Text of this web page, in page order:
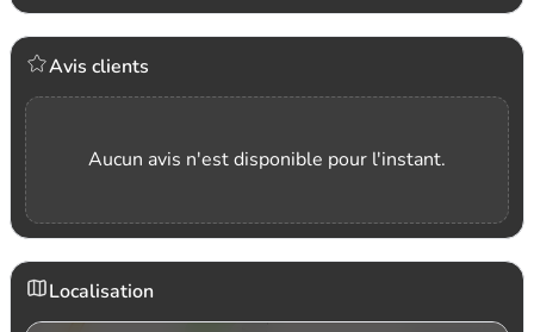
Avis clients
Aucun avis n'est disponible pour l'instant.
Localisation